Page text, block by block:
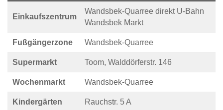
Einkaufszentrum
Wandsbek-Quarree direkt U-Bahn
Wandsbek Markt
Fußgängerzone Wandsbek-Quarree
Supermarkt Toom, Walddörferstr. 146
Wochenmarkt Wandsbek-Quarree
Kindergärten Rauchstr. 5 A